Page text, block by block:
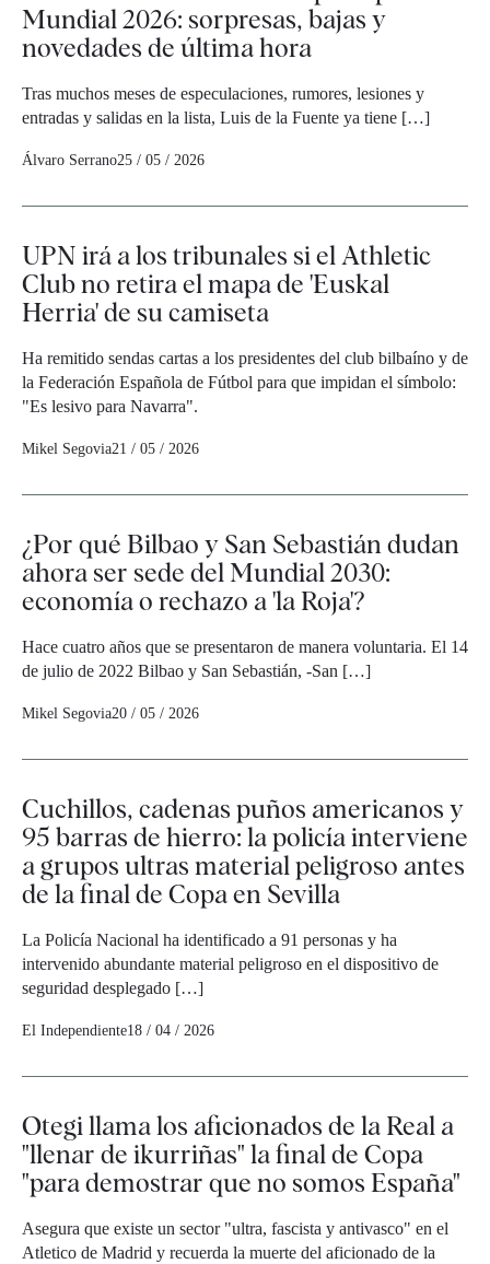
Mundial 2026: sorpresas, bajas y
novedades de última hora
Tras muchos meses de especulaciones, rumores, lesiones y
entradas y salidas en la lista, Luis de la Fuente ya tiene […]
Álvaro Serrano25 / 05 / 2026
UPN irá a los tribunales si el Athletic
Club no retira el mapa de 'Euskal
Herria' de su camiseta
Ha remitido sendas cartas a los presidentes del club bilbaíno y de
la Federación Española de Fútbol para que impidan el símbolo:
"Es lesivo para Navarra".
Mikel Segovia21 / 05 / 2026
¿Por qué Bilbao y San Sebastián dudan
ahora ser sede del Mundial 2030:
economía o rechazo a 'la Roja'?
Hace cuatro años que se presentaron de manera voluntaria. El 14
de julio de 2022 Bilbao y San Sebastián, -San […]
Mikel Segovia20 / 05 / 2026
Cuchillos, cadenas puños americanos y
95 barras de hierro: la policía interviene
a grupos ultras material peligroso antes
de la final de Copa en Sevilla
La Policía Nacional ha identificado a 91 personas y ha
intervenido abundante material peligroso en el dispositivo de
seguridad desplegado […]
El Independiente18 / 04 / 2026
Otegi llama los aficionados de la Real a
"llenar de ikurriñas" la final de Copa
"para demostrar que no somos España"
Asegura que existe un sector "ultra, fascista y antivasco" en el
Atletico de Madrid y recuerda la muerte del aficionado de la